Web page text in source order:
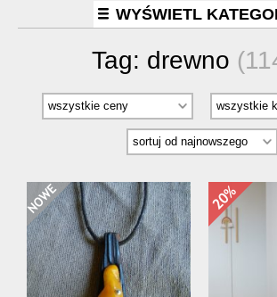
WYŚWIETL
Tag: drewno